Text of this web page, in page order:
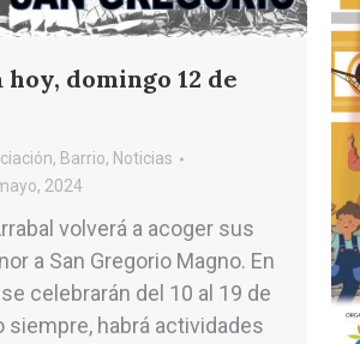
domingo 12 de
, Barrio, Noticias
2024
volverá a acoger sus
a San Gregorio Magno. En
celebrarán del 10 al 19 de
siempre, habrá actividades